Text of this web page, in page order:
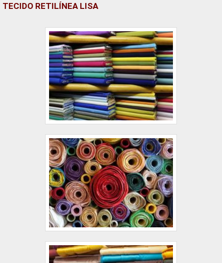
TECIDO RETILÍNEA LISA